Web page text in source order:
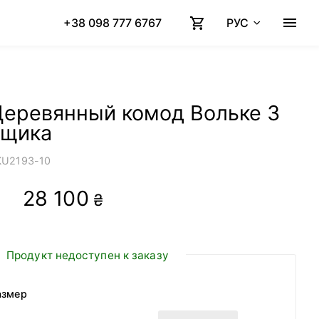
+38 098 777 6767 РУС
комод Вольке 3
2193-10
28 100 ₴
Продукт недоступен к заказу